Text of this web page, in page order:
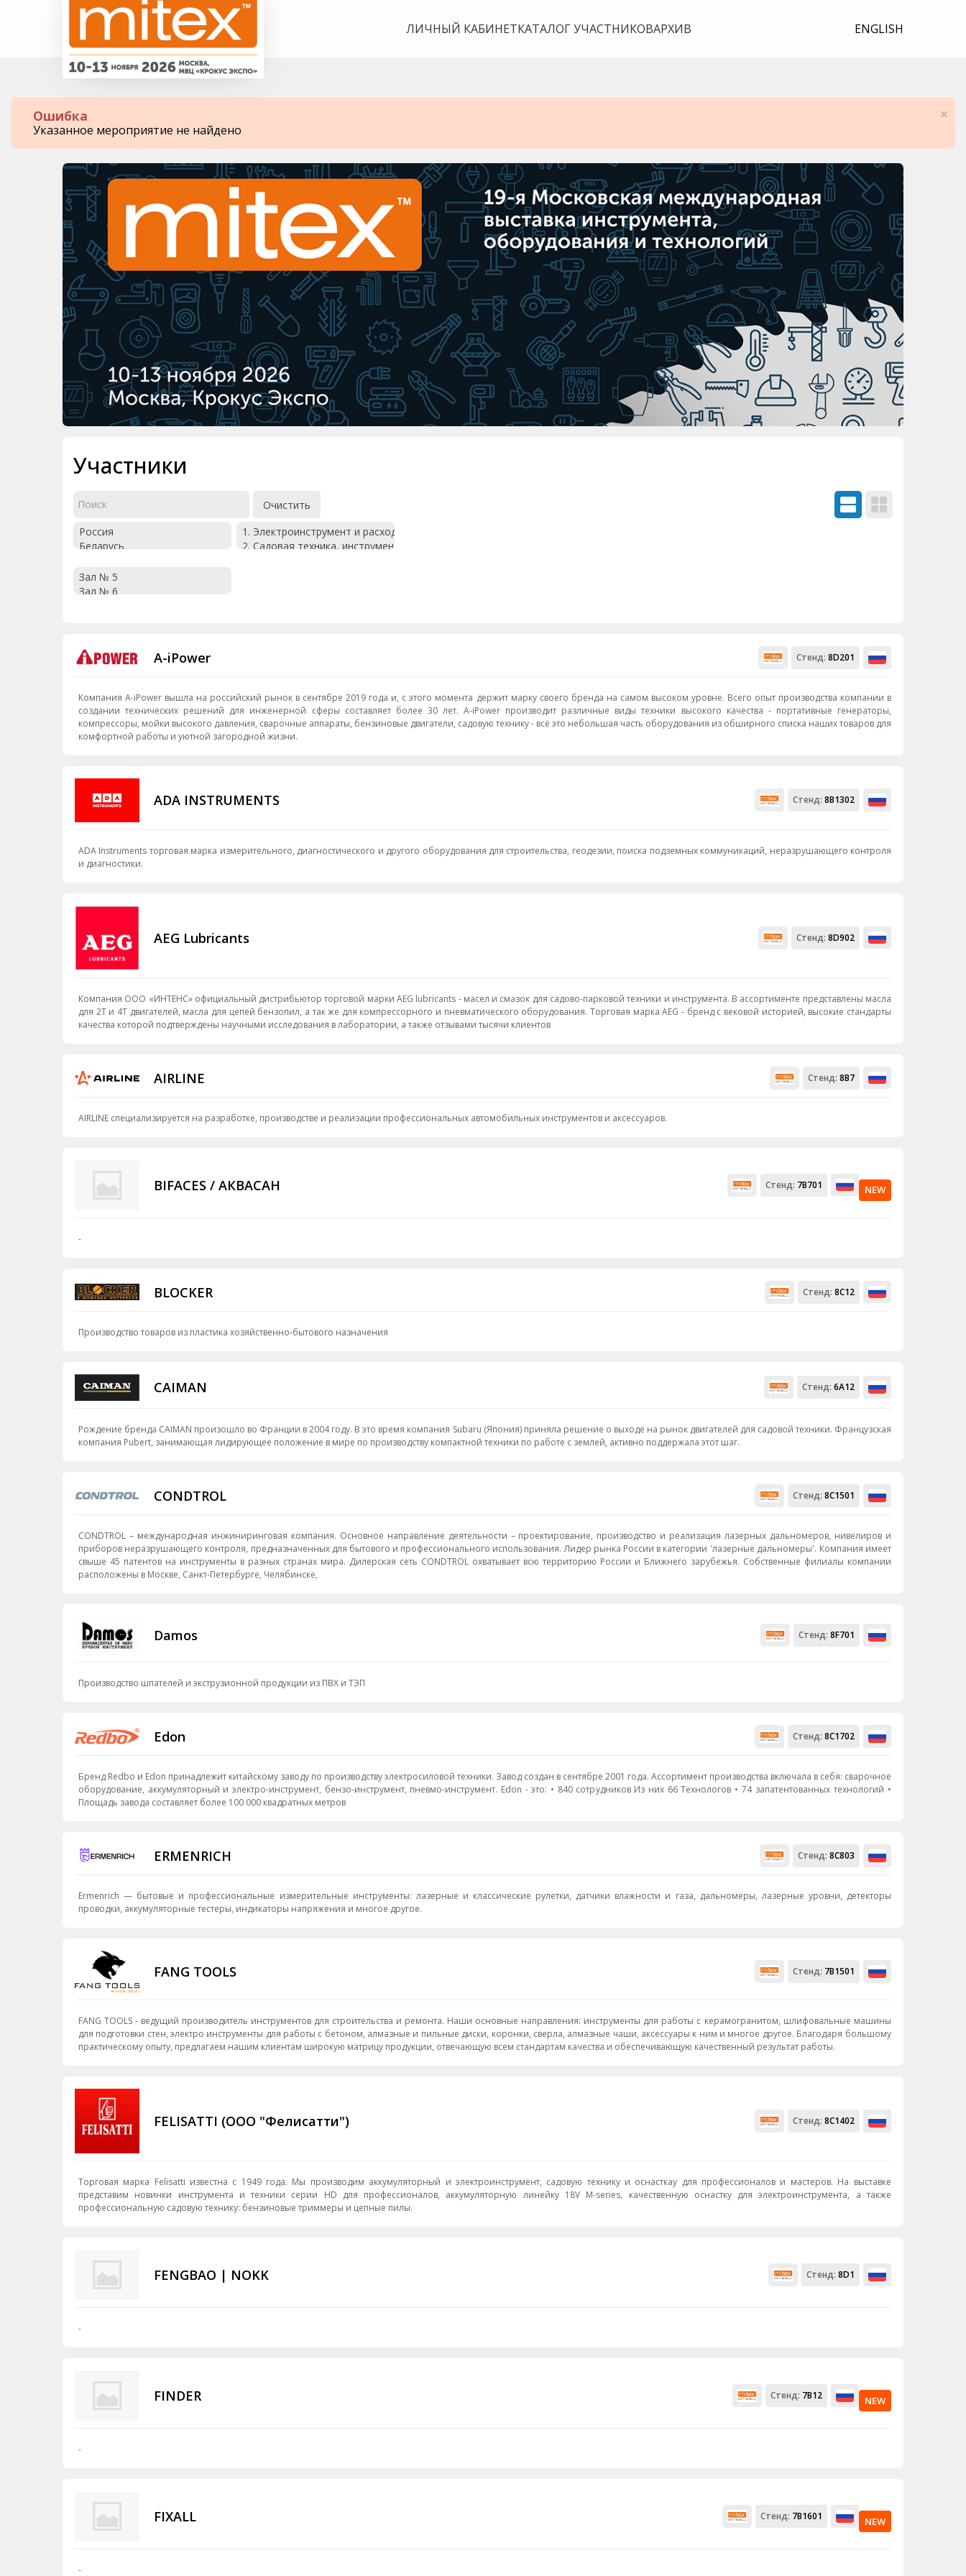
ЛИЧНЫЙ КАБИНЕТКАТАЛОГ УЧАСТНИКОВАРХИВ ENGLISH
×
Ошибка
Указанное мероприятие не найдено
Участники
Очистить
A-iPower Стенд: 8D201
Компания A-iPower вышла на российский рынок в сентябре 2019 года и, с этого момента держит марку своего бренда на самом высоком уровне. Всего опыт производства компании в
создании технических решений для инженерной сферы составляет более 30 лет. A-iPower производит различные виды техники высокого качества - портативные генераторы,
компрессоры, мойки высокого давления, сварочные аппараты, бензиновые двигатели, садовую технику - всё это небольшая часть оборудования из обширного списка наших товаров для
комфортной работы и уютной загородной жизни.
ADA INSTRUMENTS Стенд: 8B1302
ADA Instruments торговая марка измерительного, диагностического и другого оборудования для строительства, геодезии, поиска подземных коммуникаций, неразрушающего контроля
и диагностики.
AEG Lubricants Стенд: 8D902
Компания ООО «ИНТЕНС» официальный дистрибьютор торговой марки AEG lubricants - масел и смазок для садово-парковой техники и инструмента. В ассортименте представлены масла
для 2Т и 4Т двигателей, масла для цепей бензопил, а так же для компрессорного и пневматического оборудования. Торговая марка AEG - бренд с вековой историей, высокие стандарты
качества которой подтверждены научными исследования в лаборатории, а также отзывами тысячи клиентов
AIRLINE Стенд: 8В7
AIRLINE специализируется на разработке, производстве и реализации профессиональных автомобильных инструментов и аксессуаров.
BIFACES / АКВАСАН Стенд: 7B701 NEW
-
BLOCKER Стенд: 8С12
Производство товаров из пластика хозяйственно-бытового назначения
CAIMAN Стенд: 6A12
Рождение бренда CAIMAN произошло во Франции в 2004 году. В это время компания Subaru (Япония) приняла решение о выходе на рынок двигателей для садовой техники. Французская
компания Pubert, занимающая лидирующее положение в мире по производству компактной техники по работе с землей, активно поддержала этот шаг.
CONDTROL Стенд: 8C1501
CONDTROL – международная инжиниринговая компания. Основное направление деятельности – проектирование, производство и реализация лазерных дальномеров, нивелиров и
приборов неразрушающего контроля, предназначенных для бытового и профессионального использования. Лидер рынка России в категории 'лазерные дальномеры'. Компания имеет
свыше 45 патентов на инструменты в разных странах мира. Дилерская сеть CONDTROL охватывает всю территорию России и Ближнего зарубежья. Собственные филиалы компании
расположены в Москве, Санкт-Петербурге, Челябинске,
Damos Стенд: 8F701
Производство шпателей и экструзионной продукции из ПВХ и ТЭП
Edon Стенд: 8С1702
Бренд Redbo и Edon принадлежит китайскому заводу по производству электросиловой техники. Завод создан в сентябре 2001 года. Ассортимент производства включала в себя: сварочное
оборудование, аккумуляторный и электро-инструмент, бензо-инструмент, пневмо-инструмент. Edon - это: • 840 сотрудников Из них 66 Технологов • 74 запатентованных технологий •
Площадь завода составляет более 100 000 квадратных метров
ERMENRICH Стенд: 8C803
Ermenrich — бытовые и профессиональные измерительные инструменты: лазерные и классические рулетки, датчики влажности и газа, дальномеры, лазерные уровни, детекторы
проводки, аккумуляторные тестеры, индикаторы напряжения и многое другое.
FANG TOOLS Стенд: 7В1501
FANG TOOLS - ведущий производитель инструментов для строительства и ремонта. Наши основные направления: инструменты для работы с керамогранитом, шлифовальные машины
для подготовки стен, электро инструменты для работы с бетоном, алмазные и пильные диски, коронки, сверла, алмазные чаши, аксессуары к ним и многое другое. Благодаря большому
практическому опыту, предлагаем нашим клиентам широкую матрицу продукции, отвечающую всем стандартам качества и обеспечивающую качественный результат работы.
FELISATTI (ООО "Фелисатти") Стенд: 8C1402
Торговая марка Felisatti известна с 1949 года. Мы производим аккумуляторный и электроинструмент, садовую технику и оснасткау для профессионалов и мастеров. На выставке
представим новинки инструмента и техники серии HD для профессионалов, аккумуляторную линейку 18V M-series, качественную оснастку для электроинструмента, а также
профессиональную садовую технику: бензиновые триммеры и цепные пилы.
FENGBAO | NOKK Стенд: 8D1
-
FINDER Стенд: 7В12 NEW
-
FIXALL Стенд: 7В1601 NEW
-